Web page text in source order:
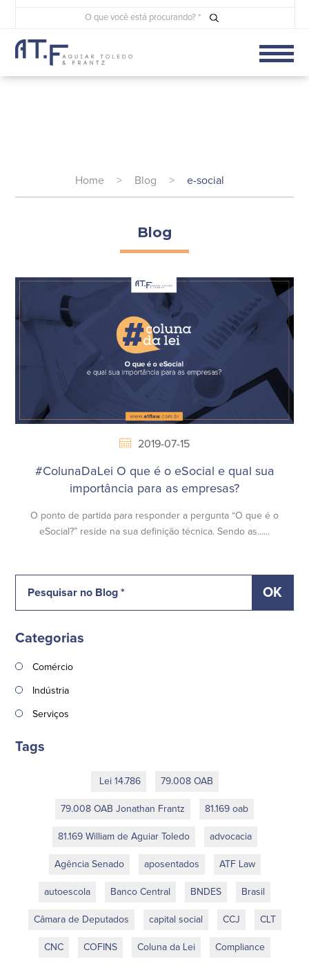
Home > Blog > e-social
Blog
2019-07-15
#ColunaDaLei O que é o eSocial e qual sua
importância para as empresas?
O ponto de partida para responder a pergunta “O que é o
eSocial?” reside na sua definição técnica. Sendo as......
Categorias
Comércio
Indústria
Serviços
Tags
Lei 14.786 79.008 OAB
79.008 OAB Jonathan Frantz 81.169 oab
81.169 William de Aguiar Toledo advocacia
Agência Senado aposentados ATF Law
autoescola Banco Central BNDES Brasil
Câmara de Deputados capital social CCJ CLT
CNC COFINS Coluna da Lei Compliance